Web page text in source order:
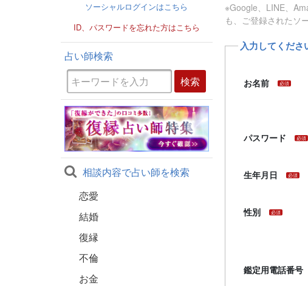
ソーシャルログインはこちら
ID、パスワードを忘れた方はこちら
占い師検索
相談内容で占い師を検索
恋愛
結婚
復縁
不倫
お金
※Google、LINE、
も、ご登録されたソ
入力してくださ
お名前 必須
パスワード 必須
生年月日 必須
性別 必須
鑑定用電話番号